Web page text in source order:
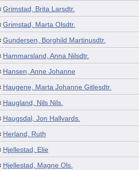
Grimstad, Brita Larsdtr.
Grimstad, Marta Olsdtr.
Gundersen, Borghild Martinusdtr.
Hammarsland, Anna Nilsdtr.
Hansen, Anne Johanne
Haugene, Marta Johanne Gitlesdtr.
Haugland, Nils Nils.
Haugsdal, Jon Hallvards.
Herland, Ruth
Hjellestad, Elie
Hjellestad, Magne Ols.